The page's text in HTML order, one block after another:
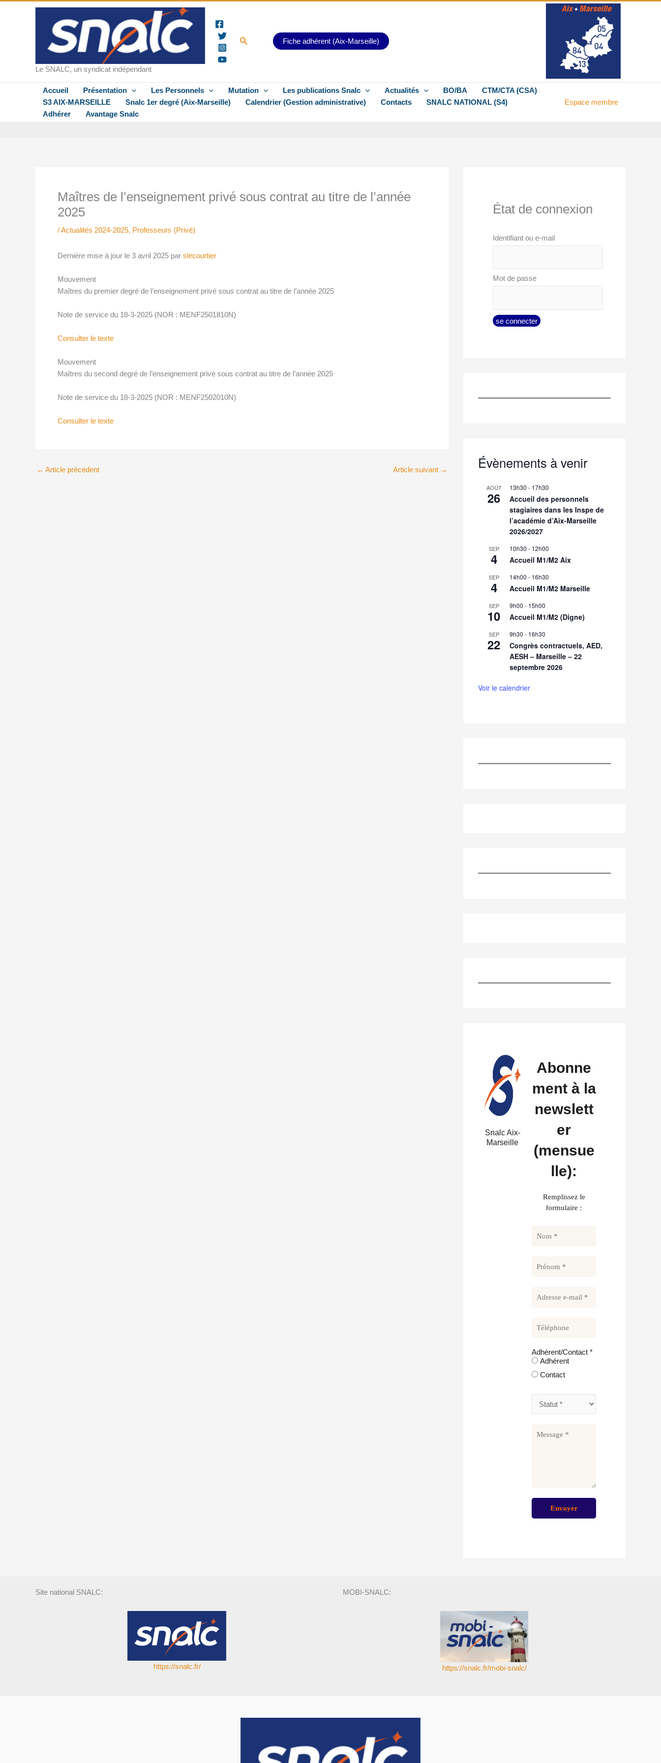
Le SNALC, un syndicat indépendant
RechercherFiche adhérent (Aix-Marseille)
Accueil Présentation Les Personnels Mutation Les publications Snalc Actualités BO/BA
CTM/CTA (CSA)
S3 AIX-MARSEILLE
Snalc 1er degré (Aix-Marseille) Calendrier (Gestion administrative) Contacts
SNALC NATIONAL (S4)
Adhérer
Avantage Snalc
Espace membre
Maîtres de l’enseignement privé sous contrat au titre de l’année
2025
/Actualités 2024-2025, Professeurs (Privé)
Dernière mise à jour le 3 avril 2025 par slecourtier
Mouvement
Maîtres du premier degré de l’enseignement privé sous contrat au titre de l’année 2025
Note de service du 18-3-2025 (NOR : MENF2501810N)
Consulter le texte
Mouvement
Maîtres du second degré de l’enseignement privé sous contrat au titre de l’année 2025
Note de service du 18-3-2025 (NOR : MENF2502010N)
Consulter le texte
← Article précédent Article suivant →
État de connexion
Identifiant ou e-mail
Mot de passe
Évènements à venir
AOÛT
26
13h30 - 17h30
Accueil des personnels
stagiaires dans les Inspe de
l’académie d’Aix-Marseille
2026/2027
SEP
4
10h30 - 12h00
Accueil M1/M2 Aix
SEP
4
14h00 - 16h30
Accueil M1/M2 Marseille
SEP
10
9h00 - 15h00
Accueil M1/M2 (Digne)
SEP
22
9h30 - 16h30
Congrès contractuels, AED,
AESH – Marseille – 22
septembre 2026
Voir le calendrier
Snalc Aix-
Marseille
Abonne
ment à la
newslett
er
(mensue
lle):
Remplissez le
formulaire :
Adhérent/Contact *
Adhérent
Contact
Site national SNALC:
https://snalc.fr/
MOBI-SNALC:
https://snalc.fr/mobi-snalc/